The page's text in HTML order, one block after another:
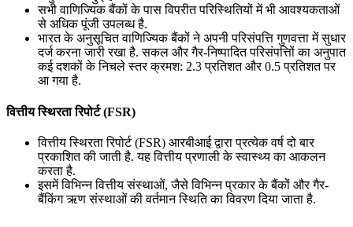
सभी वाणिज्यिक बैंकों के पास विपरीत परिस्थितियों में भी आवश्यकताओं
से अधिक पूंजी उपलब्ध है.
भारत के अनुसूचित वाणिज्यिक बैंकों ने अपनी परिसंपत्ति गुणवत्ता में सुधार
दर्ज करना जारी रखा है. सकल और गैर-निष्‍पादित परिसंपत्तिों का अनुपात
कई दशकों के निचले स्तर क्रमश: 2.3 प्रतिशत और 0.5 प्रतिशत पर
आ गया है.
वित्तीय स्थिरता रिपोर्ट (FSR)
वित्तीय स्थिरता रिपोर्ट (FSR) आरबीआई द्वारा प्रत्येक वर्ष दो बार
प्रकाशित की जाती है. यह वित्तीय प्रणाली के स्वास्थ्य का आकलन
करता है.
इसमें विभिन्न वित्तीय संस्थाओं, जैसे विभिन्न प्रकार के बैंकों और गैर-
बैंकिंग ऋण संस्थाओं की वर्तमान स्थिति का विवरण दिया जाता है.